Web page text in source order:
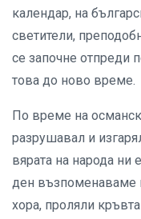
календар, на
светители,
се започне отпреди
това до ново време.
По време на
разрушавал и
вярата на народа ни
ден възпоменаваме
хора, проляли